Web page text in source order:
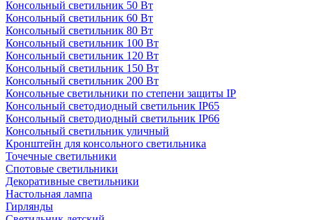
Консольный светильник 50 Вт
Консольный светильник 60 Вт
Консольный светильник 80 Вт
Консольный светильник 100 Вт
Консольный светильник 120 Вт
Консольный светильник 150 Вт
Консольный светильник 200 Вт
Консольные светильники по степени защиты IP
Консольный светодиодный светильник IP65
Консольный светодиодный светильник IP66
Консольный светильник уличный
Кронштейн для консольного светильника
Точечные светильники
Спотовые светильники
Декоративные светильники
Настольная лампа
Гирлянды